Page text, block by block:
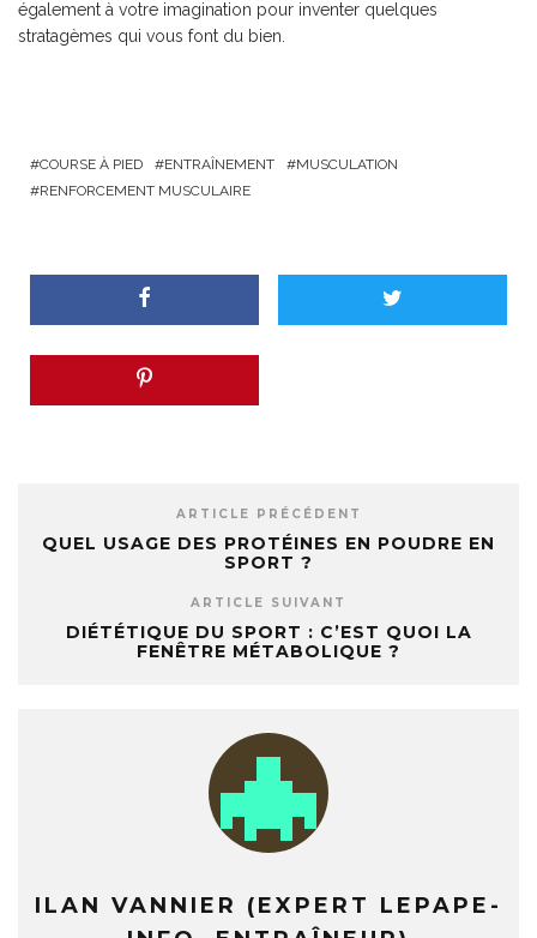
également à votre imagination pour inventer quelques
stratagèmes qui vous font du bien.
COURSE À PIED ENTRAÎNEMENT
MUSCULATION
RENFORCEMENT MUSCULAIRE
ARTICLE PRÉCÉDENT
QUEL USAGE DES PROTÉINES EN POUDRE EN
SPORT ?
ARTICLE SUIVANT
DIÉTÉTIQUE DU SPORT : C’EST QUOI LA
FENÊTRE MÉTABOLIQUE ?
ILAN VANNIER (EXPERT LEPAPE-